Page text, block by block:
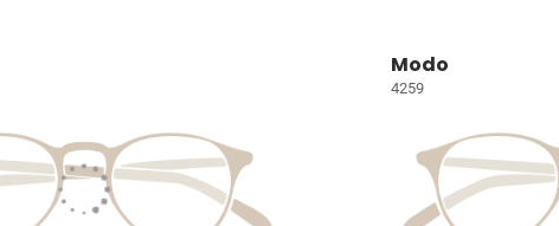
Modo
4259